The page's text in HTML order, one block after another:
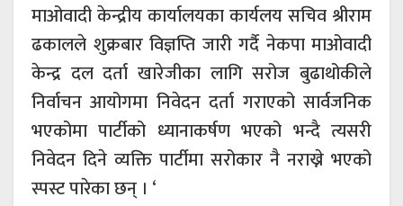
माओवादी केन्द्रीय कार्यालयका कार्यलय सचिव श्रीराम
ढकालले शुक्रबार विज्ञप्ति जारी गर्दै नेकपा माओवादी
केन्द्र दल दर्ता खारेजीका लागि सरोज बुढाथोकीले
निर्वाचन आयोगमा निवेदन दर्ता गराएको सार्वजनिक
भएकोमा पार्टीको ध्यानाकर्षण भएको भन्दै त्यसरी
निवेदन दिने व्यक्ति पार्टीमा सरोकार नै नराख्ने भएको
स्पस्ट पारेका छन् । ‘